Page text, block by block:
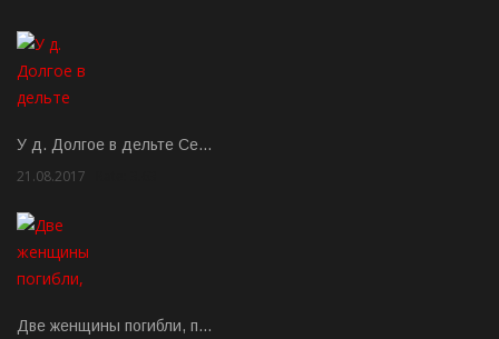
У д. Долгое в дельте Се…
21.08.2017
Две женщины погибли, п…